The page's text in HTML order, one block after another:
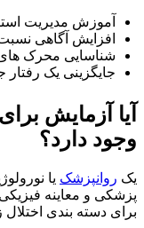
آموزش مدیریت
افزایش آگاهی
شناسایی محرک های
جایگزینی یک رفتار
آیا آزمایش
وجود دارد؟
یک روانپزشک یا
برای دسته بندی